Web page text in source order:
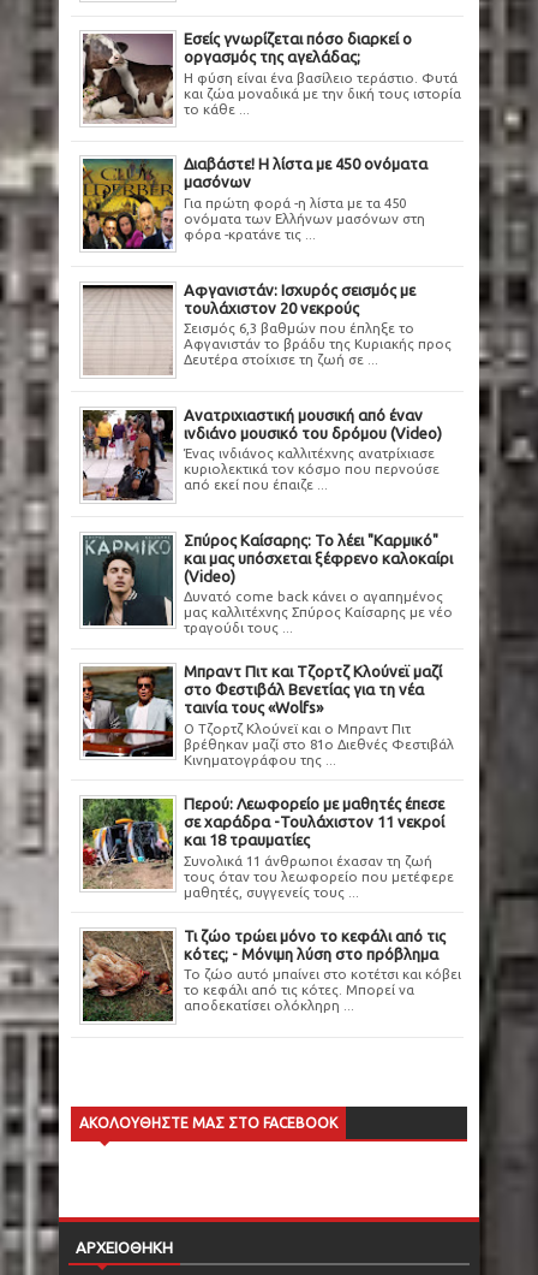
Εσείς γνωρίζεται πόσο διαρκεί ο
οργασμός της αγελάδας;
Η φύση είναι ένα βασίλειο τεράστιο. Φυτά
και ζώα μοναδικά με την δική τους ιστορία
το κάθε ...
Διαβάστε! Η λίστα με 450 ονόματα
μασόνων
Για πρώτη φορά -η λίστα με τα 450
ονόματα των Ελλήνων μασόνων στη
φόρα -κρατάνε τις ...
Αφγανιστάν: Ισχυρός σεισμός με
τουλάχιστον 20 νεκρούς
Σεισμός 6,3 βαθμών που έπληξε το
Αφγανιστάν το βράδυ της Κυριακής προς
Δευτέρα στοίχισε τη ζωή σε ...
Ανατριχιαστική μουσική από έναν
ινδιάνο μουσικό του δρόμου (Video)
Ένας ινδιάνος καλλιτέχνης ανατρίχιασε
κυριολεκτικά τον κόσμο που περνούσε
από εκεί που έπαιζε ...
Σπύρος Καίσαρης: Το λέει "Καρμικό"
και μας υπόσχεται ξέφρενο καλοκαίρι
(Video)
Δυνατό come back κάνει ο αγαπημένος
μας καλλιτέχνης Σπύρος Καίσαρης με νέο
τραγούδι τους ...
Μπραντ Πιτ και Τζορτζ Κλούνεϊ μαζί
στο Φεστιβάλ Βενετίας για τη νέα
ταινία τους «Wolfs»
Ο Τζορτζ Κλούνεϊ και ο Μπραντ Πιτ
βρέθηκαν μαζί στο 81ο Διεθνές Φεστιβάλ
Κινηματογράφου της ...
Περού: Λεωφορείο με μαθητές έπεσε
σε χαράδρα -Τουλάχιστον 11 νεκροί
και 18 τραυματίες
Συνολικά 11 άνθρωποι έχασαν τη ζωή
τους όταν του λεωφορείο που μετέφερε
μαθητές, συγγενείς τους ...
Τι ζώο τρώει μόνο το κεφάλι από τις
κότες; - Μόνιμη λύση στο πρόβλημα
Το ζώο αυτό μπαίνει στο κοτέτσι και κόβει
το κεφάλι από τις κότες. Μπορεί να
αποδεκατίσει ολόκληρη ...
ΑΚΟΛΟΥΘΗΣΤΕ ΜΑΣ ΣΤΟ FACEBOOK
ΑΡΧΕΙΟΘΗΚΗ